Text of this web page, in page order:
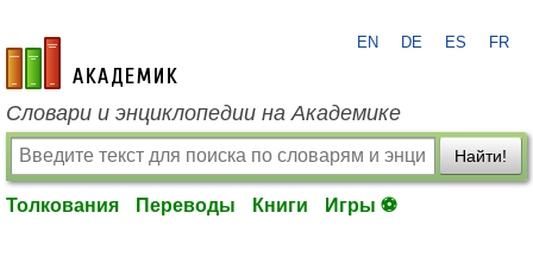
academic.ru
EN DE ES FR
Словари и энциклопедии на Академике
Найти!
Толкования Переводы Книги Игры ⚽